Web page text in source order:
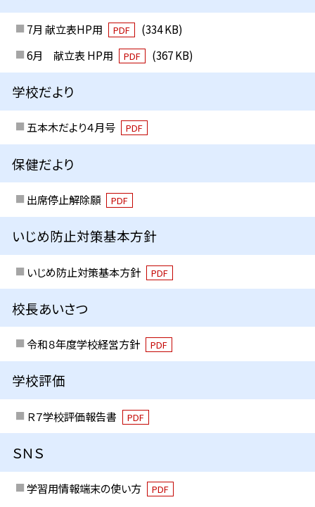
7月 献立表HP用 PDF
(334 KB)
6月 献立表 HP用
PDF (367 KB)
学校だより
五本木だより４月号 PDF
保健だより
出席停止解除願 PDF
いじめ防止対策基本方針
いじめ防止対策基本方針 PDF
校長あいさつ
令和８年度学校経営方針 PDF
学校評価
Ｒ７学校評価報告書 PDF
ＳＮＳ
学習用情報端末の使い方 PDF